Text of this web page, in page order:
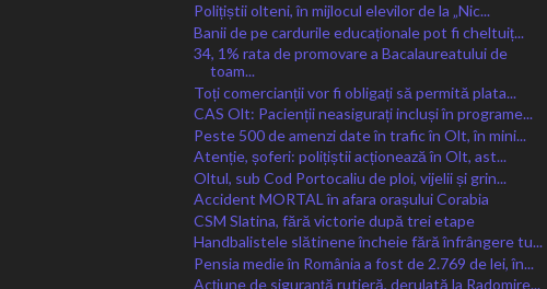
Polițiștii olteni, în mijlocul elevilor de la „Nic...
Banii de pe cardurile educaționale pot fi cheltuiț...
34, 1% rata de promovare a Bacalaureatului de
toam...
Toți comercianții vor fi obligați să permită plata...
CAS Olt: Pacienții neasigurați incluși în programe...
Peste 500 de amenzi date în trafic în Olt, în mini...
Atenție, șoferi: polițiștii acționează în Olt, ast...
Oltul, sub Cod Portocaliu de ploi, vijelii și grin...
Accident MORTAL în afara orașului Corabia
CSM Slatina, fără victorie după trei etape
Handbalistele slătinene încheie fără înfrângere tu...
Pensia medie în România a fost de 2.769 de lei, în...
Acțiune de siguranță rutieră, derulată la Radomire...